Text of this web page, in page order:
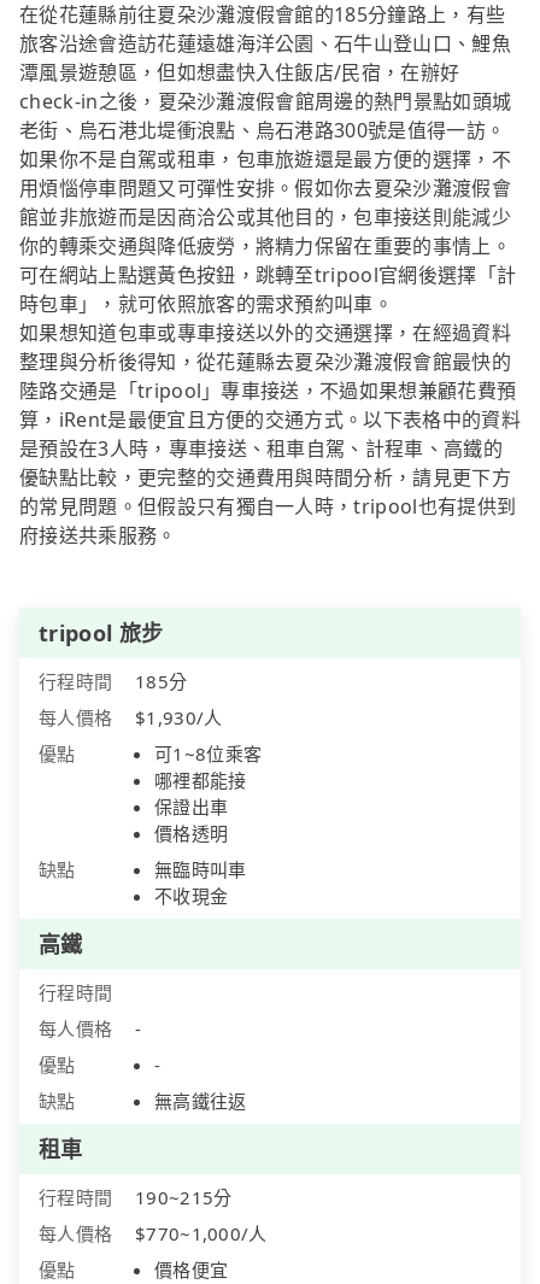
在從花蓮縣前往夏朶沙灘渡假會館的185分鐘路上，有些
旅客沿途會造訪花蓮遠雄海洋公園、石牛山登山口、鯉魚
潭風景遊憩區，但如想盡快入住飯店/民宿，在辦好
check-in之後，夏朶沙灘渡假會館周邊的熱門景點如頭城
老街、烏石港北堤衝浪點、烏石港路300號是值得一訪。
如果你不是自駕或租車，包車旅遊還是最方便的選擇，不
用煩惱停車問題又可彈性安排。假如你去夏朶沙灘渡假會
館並非旅遊而是因商洽公或其他目的，包車接送則能減少
你的轉乘交通與降低疲勞，將精力保留在重要的事情上。
可在網站上點選黃色按鈕，跳轉至tripool官網後選擇「計
時包車」，就可依照旅客的需求預約叫車。
如果想知道包車或專車接送以外的交通選擇，在經過資料
整理與分析後得知，從花蓮縣去夏朶沙灘渡假會館最快的
陸路交通是「tripool」專車接送，不過如果想兼顧花費預
算，iRent是最便宜且方便的交通方式。以下表格中的資料
是預設在3人時，專車接送、租車自駕、計程車、高鐵的
優缺點比較，更完整的交通費用與時間分析，請見更下方
的常見問題。但假設只有獨自一人時，tripool也有提供到
府接送共乘服務。
tripool 旅步
行程時間
185分
每人價格
$1,930/人
優點
可1~8位乘客
哪裡都能接
保證出車
價格透明
缺點
無臨時叫車
不收現金
高鐵
行程時間
每人價格
-
優點
-
缺點
無高鐵往返
租車
行程時間
190~215分
每人價格
$770~1,000/人
優點
價格便宜